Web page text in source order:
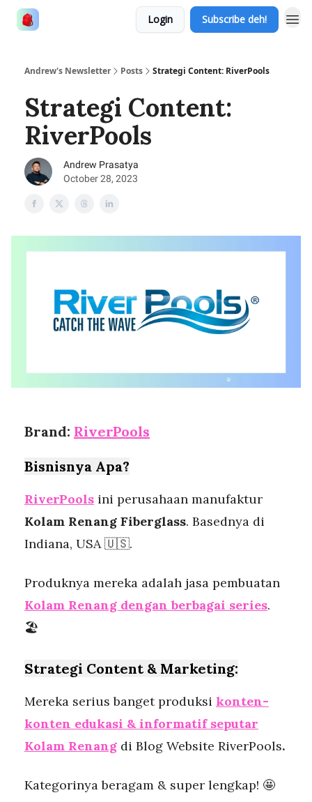
Login Subscribe deh!
Andrew's Newsletter Posts Strategi Content: RiverPools
Strategi Content:
RiverPools
Andrew Prasatya
October 28, 2023
Brand: RiverPools
Bisnisnya Apa?
RiverPools ini perusahaan manufaktur
Kolam Renang Fiberglass. Basednya di
Indiana, USA 🇺🇸.
Produknya mereka adalah jasa pembuatan
Kolam Renang dengan berbagai series.
🏖️
Strategi Content & Marketing:
Mereka serius banget produksi konten-
konten edukasi & informatif seputar
Kolam Renang di Blog Website RiverPools.
Kategorinya beragam & super lengkap! 🤩